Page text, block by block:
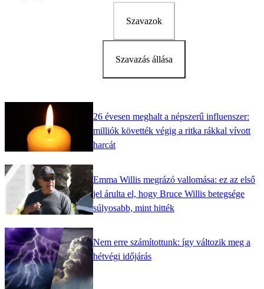
Szavazok
Szavazás állása
26 évesen meghalt a népszerű influenszer:
milliók követték végig a ritka rákkal vívott
harcát
Emma Willis megrázó vallomása: ez az első
jel árulta el, hogy Bruce Willis betegsége
súlyosabb, mint hitték
Nem erre számítottunk: így változik meg a
hétvégi időjárás